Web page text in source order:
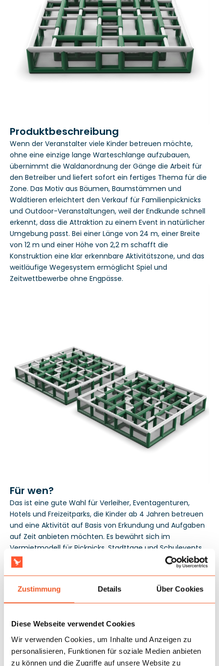
Zustimmung Details Über Cookies
Diese Webseite verwendet Cookies
Wir verwenden Cookies, um Inhalte und Anzeigen zu
personalisieren, Funktionen für soziale Medien anbieten
zu können und die Zugriffe auf unsere Website zu
Produktbeschreibung
Wenn der Veranstalter viele Kinder betreuen möchte,
ohne eine einzige lange Warteschlange aufzubauen,
übernimmt die Waldanordnung der Gänge die Arbeit für
den Betreiber und liefert sofort ein fertiges Thema für die
Zone. Das Motiv aus Bäumen, Baumstämmen und
Waldtieren erleichtert den Verkauf für Familienpicknicks
und Outdoor-Veranstaltungen, weil der Endkunde schnell
erkennt, dass die Attraktion zu einem Event in natürlicher
Umgebung passt. Bei einer Länge von 24 m, einer Breite
von 12 m und einer Höhe von 2,2 m schafft die
Konstruktion eine klar erkennbare Aktivitätszone, und das
weitläufige Wegesystem ermöglicht Spiel und
Zeitwettbewerbe ohne Engpässe.
Für wen?
Das ist eine gute Wahl für Verleiher, Eventagenturen,
Hotels und Freizeitparks, die Kinder ab 4 Jahren betreuen
und eine Aktivität auf Basis von Erkundung und Aufgaben
auf Zeit anbieten möchten. Es bewährt sich im
Vermietmodell für Picknicks, Stadttage und Schulevents,
bei denen das gleichzeitige Spielen einer größeren
Gruppe wichtig ist. Die Garantie von 3 Jahren begrenzt
Produkteinsatzes über weitere intensive Vermietsaisons
hinweg.